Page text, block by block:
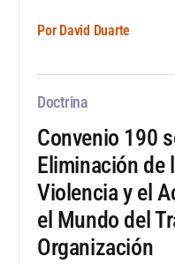
Por David Duarte
Doctrina
Convenio 190
Eliminación de
Violencia y el
el Mundo del
Organización